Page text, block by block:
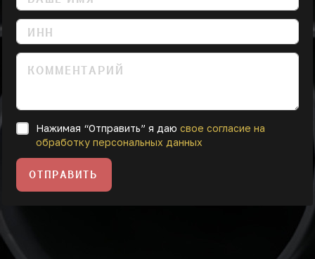
Нажимая “Отправить” я даю свое согласие на
обработку персональных данных
ОТПРАВИТЬ